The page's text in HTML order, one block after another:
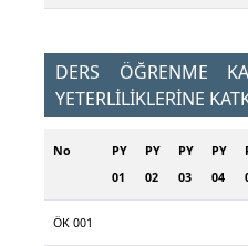
DERS ÖĞRENME
YETERLİLİKLERİNE
No
PY
01
PY
02
PY
03
PY
04
ÖK 001